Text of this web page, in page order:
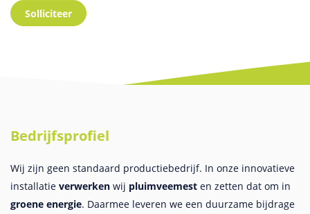
Bedrijfsprofiel
Wij zijn geen standaard productiebedrijf. In onze innovatieve
installatie verwerken wij pluimveemest en zetten dat om in
groene energie. Daarmee leveren we een duurzame bijdrage